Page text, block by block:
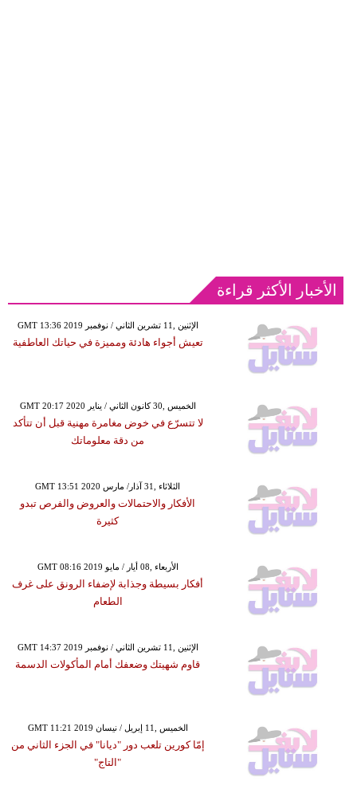
الأخبار الأكثر قراءة
GMT 13:36 2019 الإثنين ,11 تشرين الثاني / نوفمبر
تعيش أجواء هادئة ومميزة في حياتك العاطفية
GMT 20:17 2020 الخميس ,30 كانون الثاني / يناير
لا تتسرّع في خوض مغامرة مهنية قبل أن تتأكد
من دقة معلوماتك
GMT 13:51 2020 الثلاثاء ,31 آذار/ مارس
الأفكار والاحتمالات والعروض والفرص تبدو
كثيرة
GMT 08:16 2019 الأربعاء ,08 أيار / مايو
أفكار بسيطة وجذابة لإضفاء الرونق على غرف
الطعام
GMT 14:37 2019 الإثنين ,11 تشرين الثاني / نوفمبر
قاوم شهيتك وضعفك أمام المأكولات الدسمة
GMT 11:21 2019 الخميس ,11 إبريل / نيسان
إمّا كورين تلعب دور "ديانا" في الجزء الثاني من
"التاج"